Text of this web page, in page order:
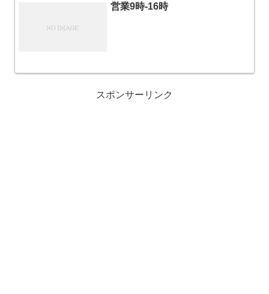
営業9時-16時
スポンサーリンク